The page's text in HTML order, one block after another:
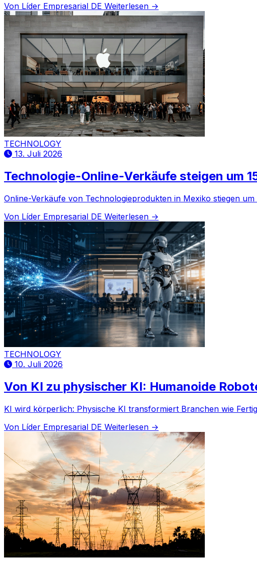
Von Líder Empresarial DE Weiterlesen →
TECHNOLOGY
13. Juli 2026
Technologie-Online-Verkäufe steigen um
Online-Verkäufe von Technologieprodukten in Mexiko stiegen
Von Líder Empresarial DE Weiterlesen →
TECHNOLOGY
10. Juli 2026
Von KI zu physischer KI: Humanoide
KI wird körperlich: Physische KI transformiert Branchen wie
Von Líder Empresarial DE Weiterlesen →